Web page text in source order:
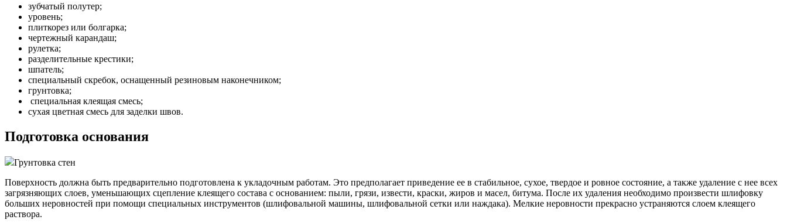
зубчатый полутер;
уровень;
плиткорез или болгарка;
чертежный карандаш;
рулетка;
разделительные крестики;
шпатель;
специальный скребок, оснащенный резиновым наконечником;
грунтовка;
специальная клеящая смесь;
сухая цветная смесь для заделки швов.
Подготовка основания
Грунтовка стен
Поверхность должна быть предварительно подготовлена к укладочным работам. Это предполагает приведение ее в стабильное, сухое, твердое и ровное состояние, а также удаление с нее всех
загрязняющих слоев, уменьшающих сцепление клеящего состава с основанием: пыли, грязи, извести, краски, жиров и масел, битума. После их удаления необходимо произвести шлифовку
больших неровностей при помощи специальных инструментов (шлифовальной машины, шлифовальной сетки или наждака). Мелкие неровности прекрасно устраняются слоем клеящего
раствора.